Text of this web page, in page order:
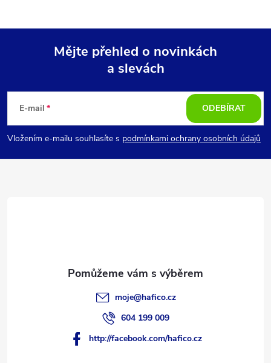
p
a
Mějte přehled o novinkách
a slevách
E-mail
Vložením e-mailu souhlasíte s podmínkami ochrany osobních údajů
ODEBÍRAT
moje@hafico.cz
604 199 009
http://facebook.com/hafico.cz